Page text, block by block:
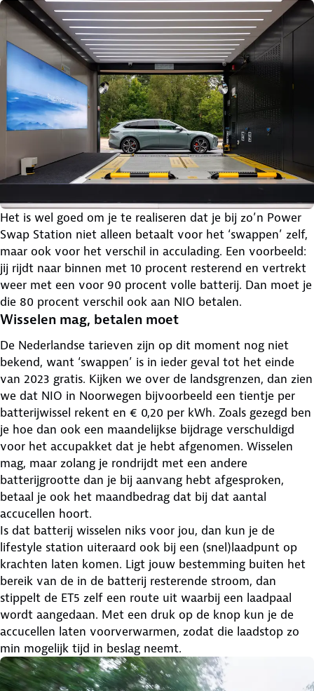
Het is wel goed om je te realiseren dat je bij zo’n Power
Swap Station niet alleen betaalt voor het ‘swappen’ zelf,
maar ook voor het verschil in acculading. Een voorbeeld:
jij rijdt naar binnen met 10 procent resterend en vertrekt
weer met een voor 90 procent volle batterij. Dan moet je
die 80 procent verschil ook aan NIO betalen.
Wisselen mag, betalen moet
De Nederlandse tarieven zijn op dit moment nog niet
bekend, want ‘swappen’ is in ieder geval tot het einde
van 2023 gratis. Kijken we over de landsgrenzen, dan zien
we dat NIO in Noorwegen bijvoorbeeld een tientje per
batterijwissel rekent en € 0,20 per kWh. Zoals gezegd ben
je hoe dan ook een maandelijkse bijdrage verschuldigd
voor het accupakket dat je hebt afgenomen. Wisselen
mag, maar zolang je rondrijdt met een andere
batterijgrootte dan je bij aanvang hebt afgesproken,
betaal je ook het maandbedrag dat bij dat aantal
accucellen hoort.
Is dat batterij wisselen niks voor jou, dan kun je de
lifestyle station uiteraard ook bij een (snel)laadpunt op
krachten laten komen. Ligt jouw bestemming buiten het
bereik van de in de batterij resterende stroom, dan
stippelt de ET5 zelf een route uit waarbij een laadpaal
wordt aangedaan. Met een druk op de knop kun je de
accucellen laten voorverwarmen, zodat die laadstop zo
min mogelijk tijd in beslag neemt.